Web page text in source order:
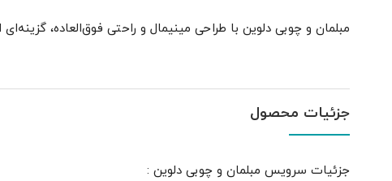
مبلمان و چوبی دلوین با طراحی مینیمال و راحتی فوق‌العاده،
جزئیات محصول
جزئیات سرویس مبلمان و چوبی دلوین :